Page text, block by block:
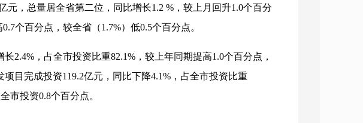
元，总量居全省第二位，同比增长1.2 %，较上月回升1.0个百分
个百分点，较全省（1.7%）低0.5个百分点。
长2.4%，占全市投资比重82.1%，较上年同期提高1.0个百分点，
项目完成投资119.2亿元，同比下降4.1%，占全市投资比重
市投资0.8个百分点。